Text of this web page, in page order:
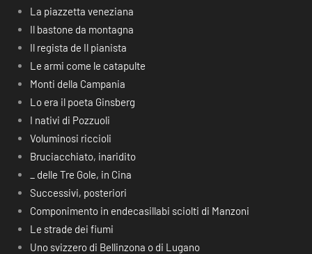
La piazzetta veneziana
Il bastone da montagna
Il regista de Il pianista
Le armi come le catapulte
Monti della Campania
Lo era il poeta Ginsberg
I nativi di Pozzuoli
Voluminosi riccioli
Bruciacchiato, inaridito
_ delle Tre Gole, in Cina
Successivi, posteriori
Componimento in endecasillabi sciolti di Manzoni
Le strade dei fiumi
Uno svizzero di Bellinzona o di Lugano